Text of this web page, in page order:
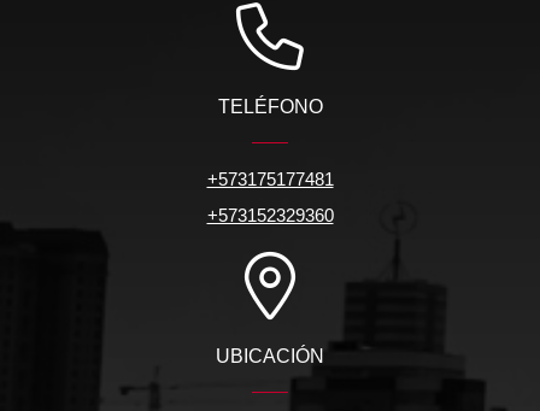
TELÉFONO
+573175177481
+573152329360
UBICACIÓN